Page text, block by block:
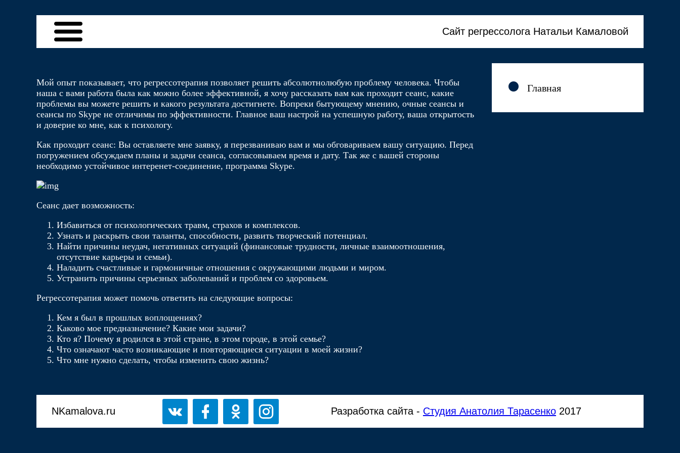
Сайт регрессолога Натальи Камаловой
Мой опыт показывает, что регрессотерапия позволяет решить абсолютнолюбую проблему человека. Чтобы
наша с вами работа была как можно более эффективной, я хочу рассказать вам как проходит сеанс, какие
проблемы вы можете решить и какого результата достигнете. Вопреки бытующему мнению, очные сеансы и
сеансы по Skype не отличимы по эффективности. Главное ваш настрой на успешную работу, ваша открытость
и доверие ко мне, как к психологу.
Как проходит сеанс: Вы оставляете мне заявку, я перезваниваю вам и мы обговариваем вашу ситуацию. Перед
погружением обсуждаем планы и задачи сеанса, согласовываем время и дату. Так же с вашей стороны
необходимо устойчивое интеренет-соединение, программа Skype.
Сеанс дает возможность:
Избавиться от психологических травм, страхов и комплексов.
Узнать и раскрыть свои таланты, способности, развить творческий потенциал.
Найти причины неудач, негативных ситуаций (финансовые трудности, личные взаимоотношения,
отсутствие карьеры и семьи).
Наладить счастливые и гармоничные отношения с окружающими людьми и миром.
Устранить причины серьезных заболеваний и проблем со здоровьем.
Регрессотерапия может помочь ответить на следующие вопросы:
Кем я был в прошлых воплощениях?
Каково мое предназначение? Какие мои задачи?
Кто я? Почему я родился в этой стране, в этом городе, в этой семье?
Что означают часто возникающие и повторяющиеся ситуации в моей жизни?
Что мне нужно сделать, чтобы изменить свою жизнь?
Главная
NKamalova.ru Разработка сайта - Студия Анатолия Тарасенко 2017